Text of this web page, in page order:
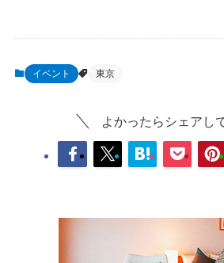
イベント 東京
よかったらシェアし